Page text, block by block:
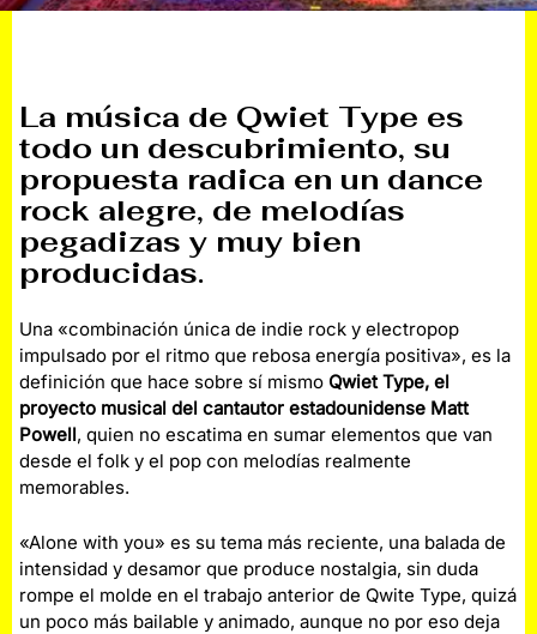
La música de Qwiet Type es
todo un descubrimiento, su
propuesta radica en un dance
rock alegre, de melodías
pegadizas y muy bien
producidas.
Una «combinación única de indie rock y electropop
impulsado por el ritmo que rebosa energía positiva», es la
definición que hace sobre sí mismo Qwiet Type, el
proyecto musical del cantautor estadounidense Matt
Powell, quien no escatima en sumar elementos que van
desde el folk y el pop con melodías realmente
memorables.
«Alone with you» es su tema más reciente, una balada de
intensidad y desamor que produce nostalgia, sin duda
rompe el molde en el trabajo anterior de Qwite Type, quizá
un poco más bailable y animado, aunque no por eso deja